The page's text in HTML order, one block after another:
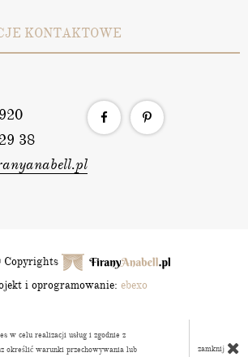
KONTAKTOWE
38
i oprogramowanie: ebexo
w celu realizacji usług i zgodnie z
określić warunki przechowywania lub zamknij